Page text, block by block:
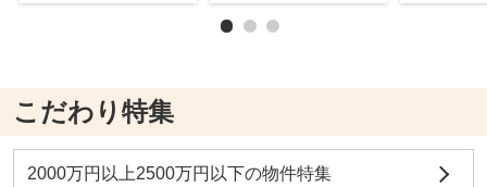
こだわり特集
2000万円以上2500万円以下の物件特集